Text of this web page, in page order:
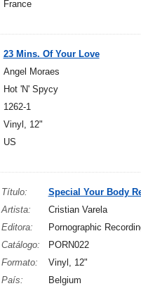
France
23 Mins. Of Your Love
Angel Moraes
Hot 'N' Spycy
1262-1
Vinyl, 12"
US
Título:
Special Your Body
Artista:
Cristian Varela
Editora:
Pornographic
Catálogo:
PORN022
Formato:
Vinyl, 12"
País:
Belgium